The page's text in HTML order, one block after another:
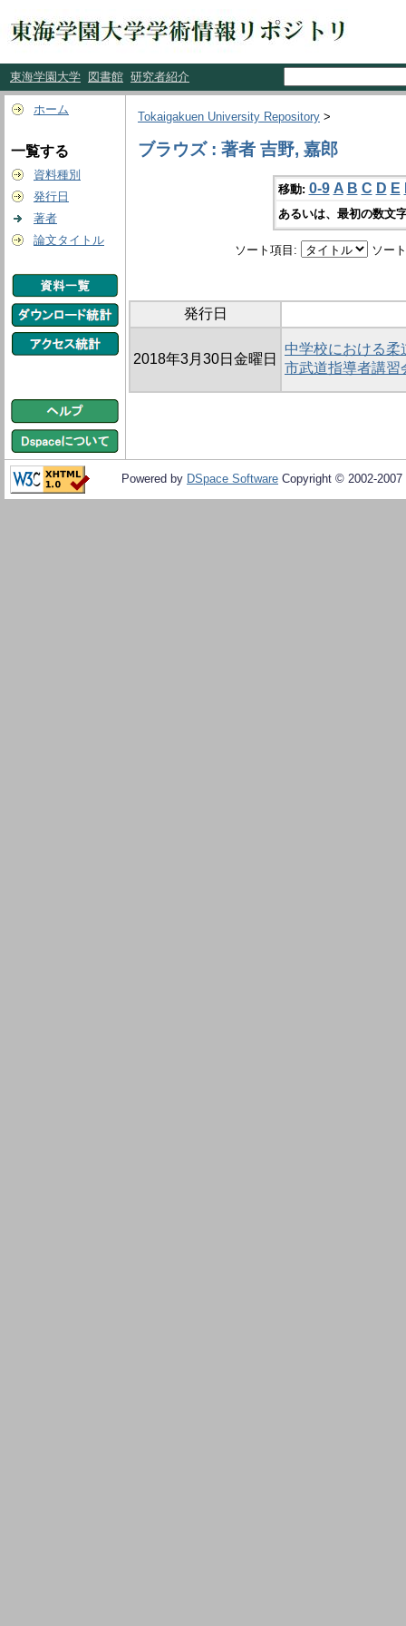
東海学園大学 図書館 研究者紹介
ホーム
一覧する
資料種別
発行日
著者
論文タイトル
Tokaigakuen University Repository >
ブラウズ : 著者 吉野, 嘉郎
移動: 0-9 A B C D E
あるいは、最初の数文
ソート項目: ソー
発行日
2018年3月30日金曜日
中学校における
市武道指導者講
Powered by DSpace Software Copyright © 2002-2007